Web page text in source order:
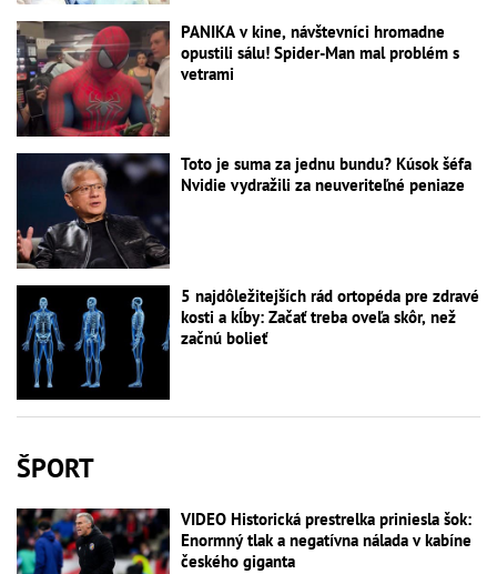
PANIKA v kine, návštevníci hromadne
opustili sálu! Spider-Man mal problém s
vetrami
Toto je suma za jednu bundu? Kúsok šéfa
Nvidie vydražili za neuveriteľné peniaze
5 najdôležitejších rád ortopéda pre zdravé
kosti a kĺby: Začať treba oveľa skôr, než
začnú bolieť
ŠPORT
VIDEO Historická prestrelka priniesla šok:
Enormný tlak a negatívna nálada v kabíne
českého giganta